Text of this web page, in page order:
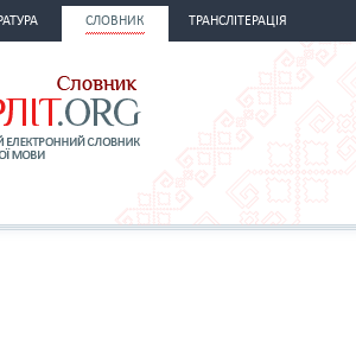
СЛОВНИК ТРАНСЛІТЕРАЦІЯ